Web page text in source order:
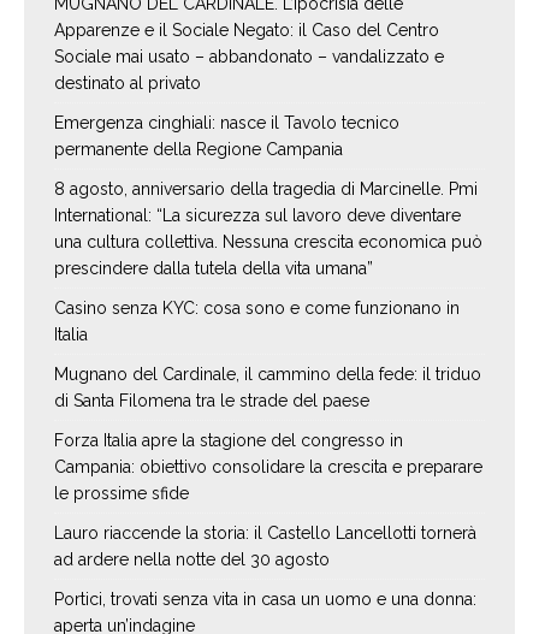
Apparenze e il Sociale Negato: il Caso del Centro
Sociale mai usato – abbandonato – vandalizzato e
destinato al privato
Emergenza cinghiali: nasce il Tavolo tecnico
permanente della Regione Campania
8 agosto, anniversario della tragedia di Marcinelle. Pmi
International: “La sicurezza sul lavoro deve diventare
una cultura collettiva. Nessuna crescita economica può
prescindere dalla tutela della vita umana”
Casino senza KYC: cosa sono e come funzionano in
Italia
Mugnano del Cardinale, il cammino della fede: il triduo
di Santa Filomena tra le strade del paese
Forza Italia apre la stagione del congresso in
Campania: obiettivo consolidare la crescita e preparare
le prossime sfide
Lauro riaccende la storia: il Castello Lancellotti tornerà
ad ardere nella notte del 30 agosto
Portici, trovati senza vita in casa un uomo e una donna:
aperta un’indagine